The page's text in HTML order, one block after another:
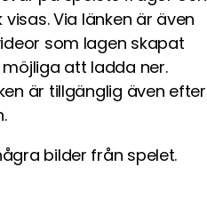
Via länken är även
som lagen skapat
att ladda ner.
är tillgänglig även efter
bilder från spelet.